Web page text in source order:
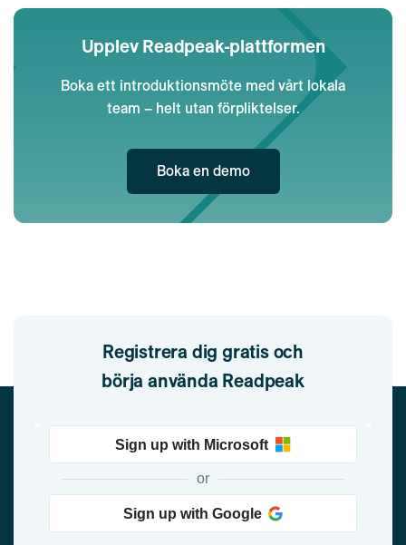
Upplev Readpeak-plattformen
Boka ett introduktionsmöte med vårt lokala
team – helt utan förpliktelser.
Boka en demo
Registrera dig gratis och
börja använda Readpeak